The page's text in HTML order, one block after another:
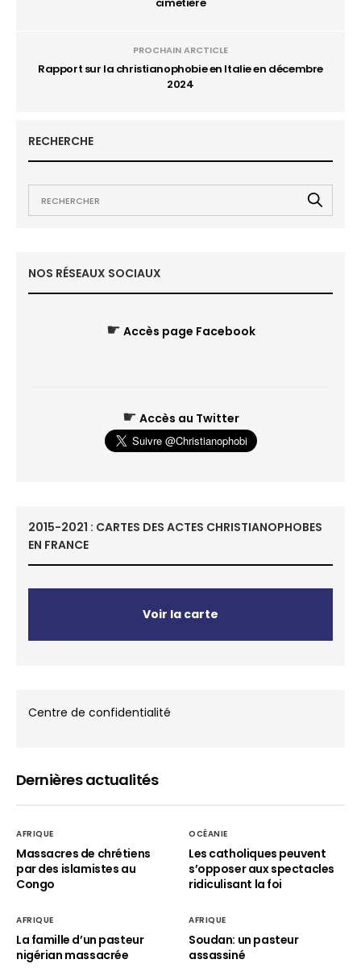
PROCHAIN ARCTICLE
Rapport sur la christianophobie en Italie en décembre
2024
RECHERCHE
NOS RÉSEAUX SOCIAUX
☛ Accès page Facebook
☛ Accès au Twitter
2015-2021 : CARTES DES ACTES CHRISTIANOPHOBES
EN FRANCE
Voir la carte
Centre de confidentialité
Dernières actualités
AFRIQUE
Massacres de chrétiens
par des islamistes au
Congo
OCÉANIE
Les catholiques peuvent
s’opposer aux spectacles
ridiculisant la foi
AFRIQUE
La famille d’un pasteur
nigérian massacrée
AFRIQUE
Soudan: un pasteur
assassiné